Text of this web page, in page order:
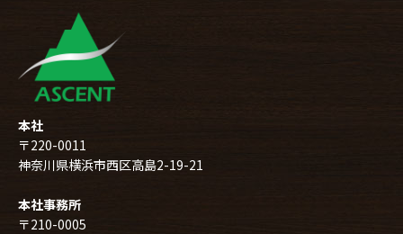
本社
〒220-0011
神奈川県横浜市西区高島2-19-21
本社事務所
〒210-0005